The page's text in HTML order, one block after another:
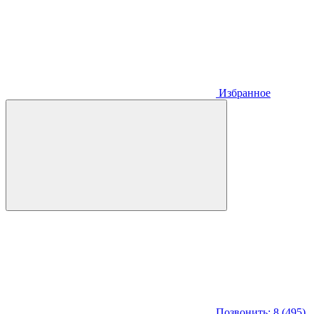
Избранное